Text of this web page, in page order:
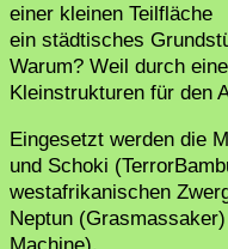
einer kleinen Teilfläche
ein städtisches
Warum? Weil durch
Kleinstrukturen für den
Eingesetzt werden die
und Schoki
westafrikanischen
Neptun